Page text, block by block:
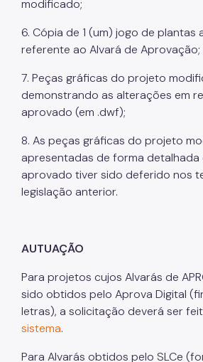
Estação Rádio-Base
Elevadores
Locais de Reunião e Eventos
CEDI - Cadastro de Edificações
Ficha Técnica
Mais Serviços
Notícias
Imprensa
modificado;
6. Cópia de 1 (um) jogo de plantas
referente ao Alvará de Aprovação;
7. Peças gráficas do projeto
demonstrando as alterações em
aprovado (em .dwf);
8. As peças gráficas do projeto
apresentadas de forma
aprovado tiver sido deferido nos
legislação anterior.
AUTUAÇÃO
Para projetos cujos Alvarás de
sido obtidos pelo Aprova Digital
letras), a solicitação deverá ser
sistema.
Para Alvarás obtidos pelo SLCe